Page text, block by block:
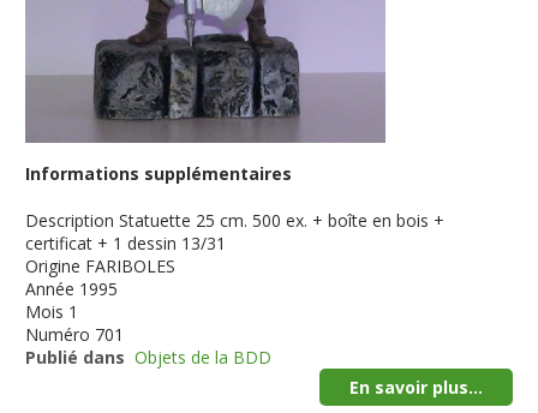
Informations supplémentaires
Description Statuette 25 cm. 500 ex. + boîte en bois +
certificat + 1 dessin 13/31
Origine FARIBOLES
Année 1995
Mois 1
Numéro 701
Publié dans Objets de la BDD
En savoir plus...